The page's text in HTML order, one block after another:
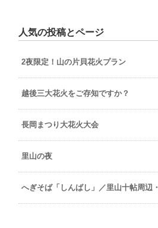
人気の投稿とページ
2夜限定！山の片貝花火プラン
越後三大花火をご存知ですか？
長岡まつり大花火大会
里山の夜
へぎそば「しんばし」／里山十帖周辺